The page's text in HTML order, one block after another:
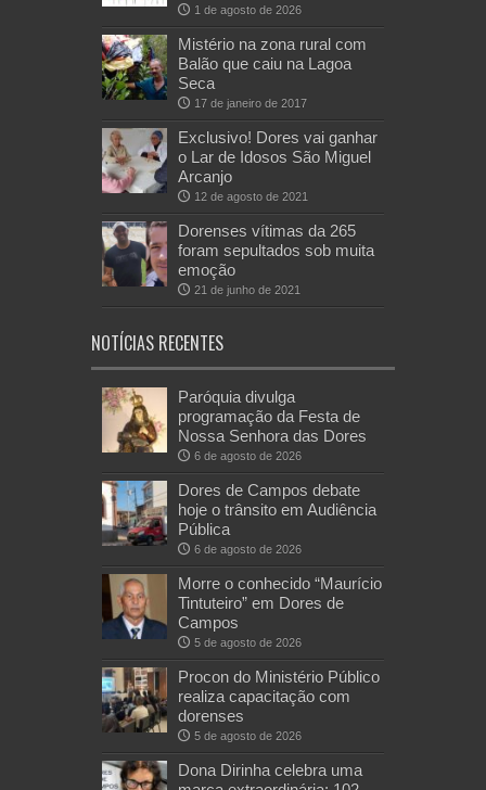
1 de agosto de 2026
Mistério na zona rural com
Balão que caiu na Lagoa
Seca
17 de janeiro de 2017
Exclusivo! Dores vai ganhar
o Lar de Idosos São Miguel
Arcanjo
12 de agosto de 2021
Dorenses vítimas da 265
foram sepultados sob muita
emoção
21 de junho de 2021
NOTÍCIAS RECENTES
Paróquia divulga
programação da Festa de
Nossa Senhora das Dores
6 de agosto de 2026
Dores de Campos debate
hoje o trânsito em Audiência
Pública
6 de agosto de 2026
Morre o conhecido “Maurício
Tintuteiro” em Dores de
Campos
5 de agosto de 2026
Procon do Ministério Público
realiza capacitação com
dorenses
5 de agosto de 2026
Dona Dirinha celebra uma